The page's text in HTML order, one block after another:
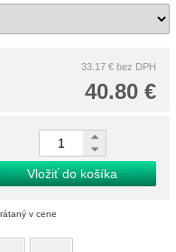
33.17 € bez DPH
40.80 €
Vložiť do košíka
v cene